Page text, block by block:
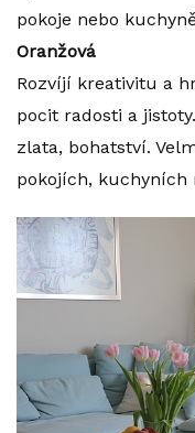
pokoje nebo
Oranžová
Rozvíjí kreativitu a
pocit radosti a
zlata, bohatství.
pokojích, kuchyních